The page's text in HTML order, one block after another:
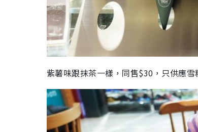
紫薯味跟抹茶一樣，同售$30，只供應